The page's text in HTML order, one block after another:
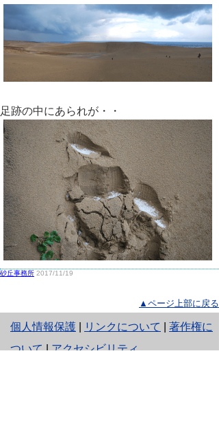
足跡の中にあられが・・
砂丘事務所 2017/11/19
▲ページ上部に戻る
個人情報保護
と
り
リンクについて
著作権に
ついて|アクセシビリティ